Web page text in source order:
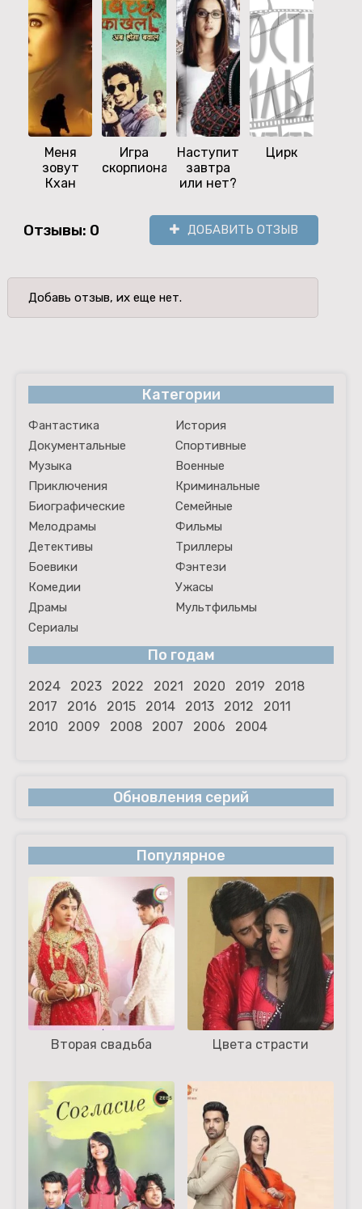
Меня
зовут
Кхан
Игра
скорпиона
Наступит
завтра
или нет?
Цирк
Отзывы: 0 ДОБАВИТЬ ОТЗЫВ
Добавь отзыв, их еще нет.
Категории
Фантастика
История
Документальные
Спортивные
Музыка
Военные
Приключения
Криминальные
Биографические
Семейные
Мелодрамы
Фильмы
Детективы
Триллеры
Боевики
Фэнтези
Комедии
Ужасы
Драмы
Мультфильмы
Сериалы
По годам
2024 2023 2022 2021 2020 2019
2018
2017
2016 2015 2014 2013 2012
2011
2010
2009 2008 2007 2006 2004
Обновления серий
Популярное
Вторая свадьба Цвета страсти